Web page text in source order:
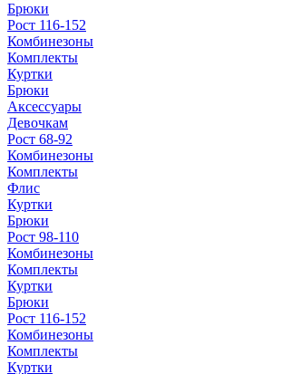
Брюки
Рост 116-152
Комбинезоны
Комплекты
Куртки
Брюки
Аксессуары
Девочкам
Рост 68-92
Комбинезоны
Комплекты
Флис
Куртки
Брюки
Рост 98-110
Комбинезоны
Комплекты
Куртки
Брюки
Рост 116-152
Комбинезоны
Комплекты
Куртки